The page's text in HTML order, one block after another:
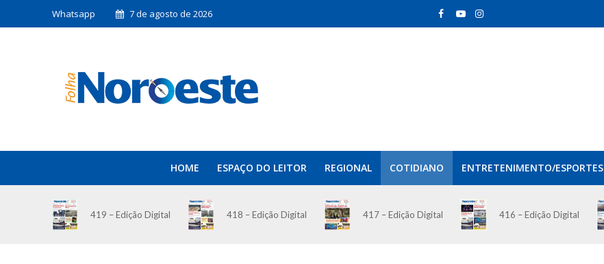
Whatsapp 7 de agosto de 2026
HOME ESPAÇO DO LEITOR REGIONAL COTIDIANO ENTRETENIMENTO/ESPORTES
419 – Edição Digital 418 – Edição Digital 417 – Edição Digital 416 – Edição Digital